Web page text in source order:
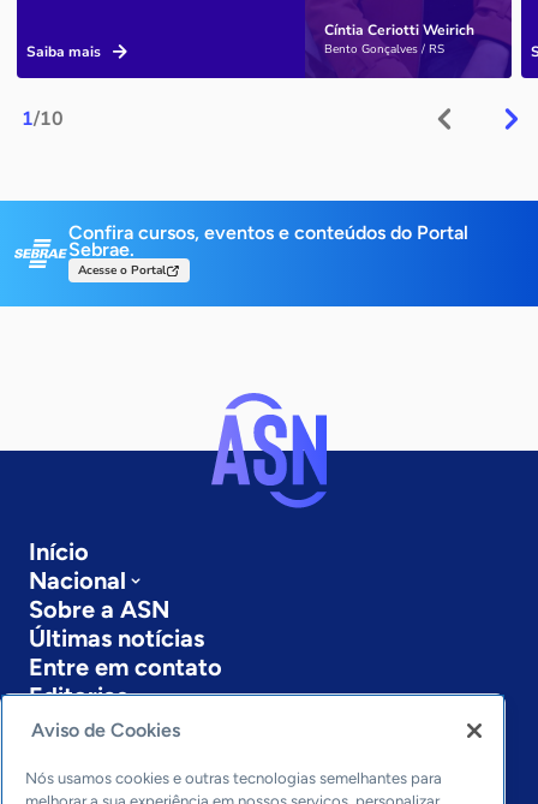
1/10
Cíntia Ceriotti Weirich
Bento Gonçalves / RS
Saiba mais
Confira cursos, eventos e conteúdos do Portal
Sebrae.
Acesse o Portal
Início
Nacional
Sobre a ASN
Últimas notícias
Entre em contato
Editorias
Economia & Política
Inovação & Tecnologia
Aviso de Cookies
Nós usamos cookies e outras tecnologias semelhantes para